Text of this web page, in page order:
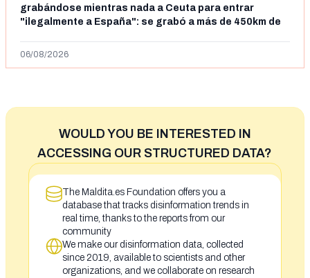
grabándose mientras nada a Ceuta para entrar
"ilegalmente a España": se grabó a más de 450km de
06/08/2026
WOULD YOU BE INTERESTED IN
ACCESSING OUR STRUCTURED DATA?
The Maldita.es Foundation offers you a
database that tracks disinformation trends in
real time, thanks to the reports from our
community
We make our disinformation data, collected
since 2019, available to scientists and other
organizations, and we collaborate on research